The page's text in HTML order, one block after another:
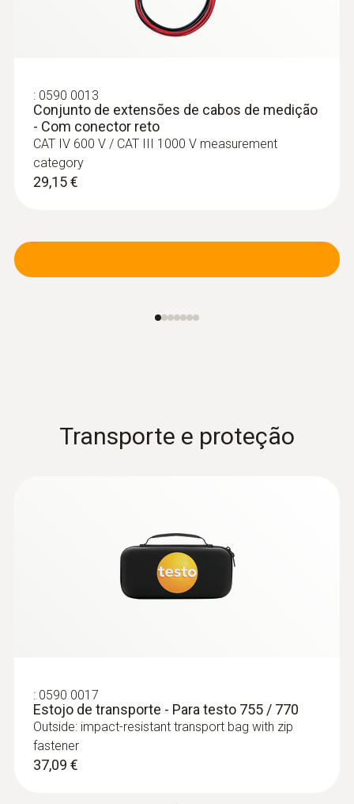
: 0590 0013
Conjunto de extensões de cabos de medição
- Com conector reto
CAT IV 600 V / CAT III 1000 V measurement
category
29,15 €
Transporte e proteção
: 0590 0017
Estojo de transporte - Para testo 755 / 770
Outside: impact-resistant transport bag with zip
fastener
37,09 €